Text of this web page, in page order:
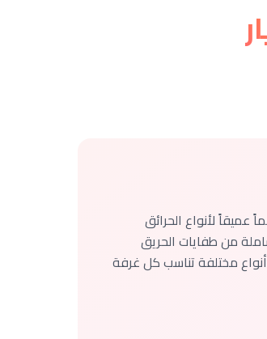
عميقاً لأنواع الحرائق
من طفايات الحريق
مختلفة تناسب كل غرفة